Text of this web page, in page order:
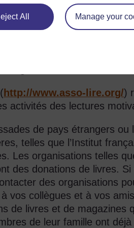
All Manage your
obtenir des livres. Voici
(Lire pour s’Instruire,
togolais, et de
renforcer les capacités
http://www.asso-lire.org/)
activités des lectures
de pays étrangers ou
telles que l’Institut
Les organisations telles
des donations de livres.
des organisations
vos collègues et à vos
de livres et de magazines
de leur famille ont